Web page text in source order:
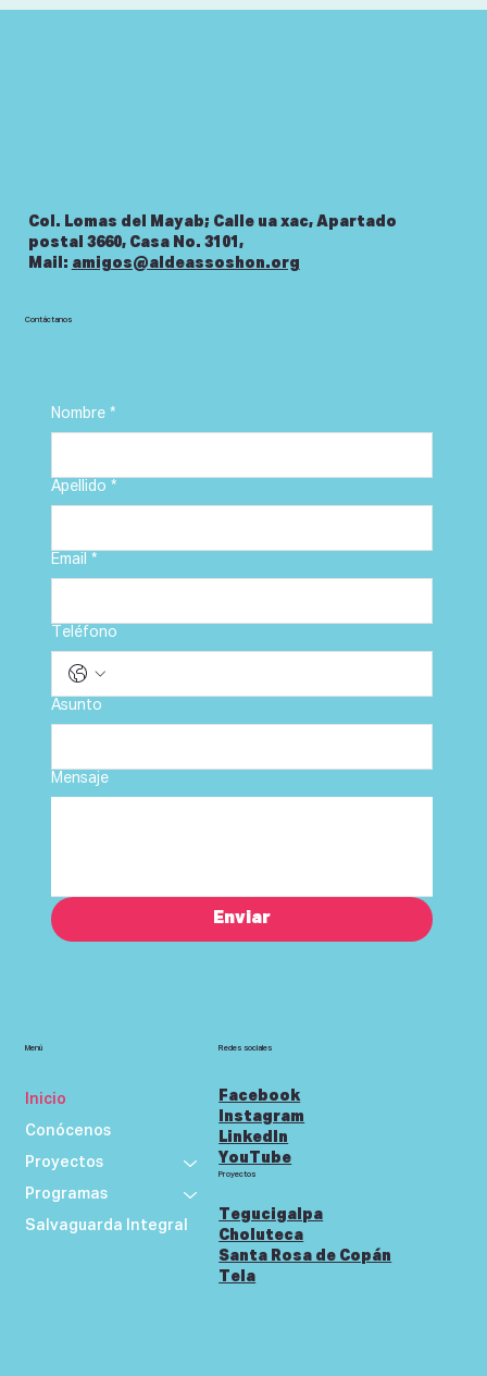
Col. Lomas del Mayab; Calle ua xac, Apartado
postal 3660, Casa No. 3101,
Mail: amigos@aldeassoshon.org
Menú
Inicio
Conócenos
Proyectos
Programas
Salvaguarda Integral
Redes sociales
Facebook
Instagram
LinkedIn
YouTube
Proyectos
Tegucigalpa
Choluteca
Santa Rosa de Copán
Tela
Contáctanos
Nombre *
Apellido *
Email *
Teléfono
Asunto
Mensaje
Enviar